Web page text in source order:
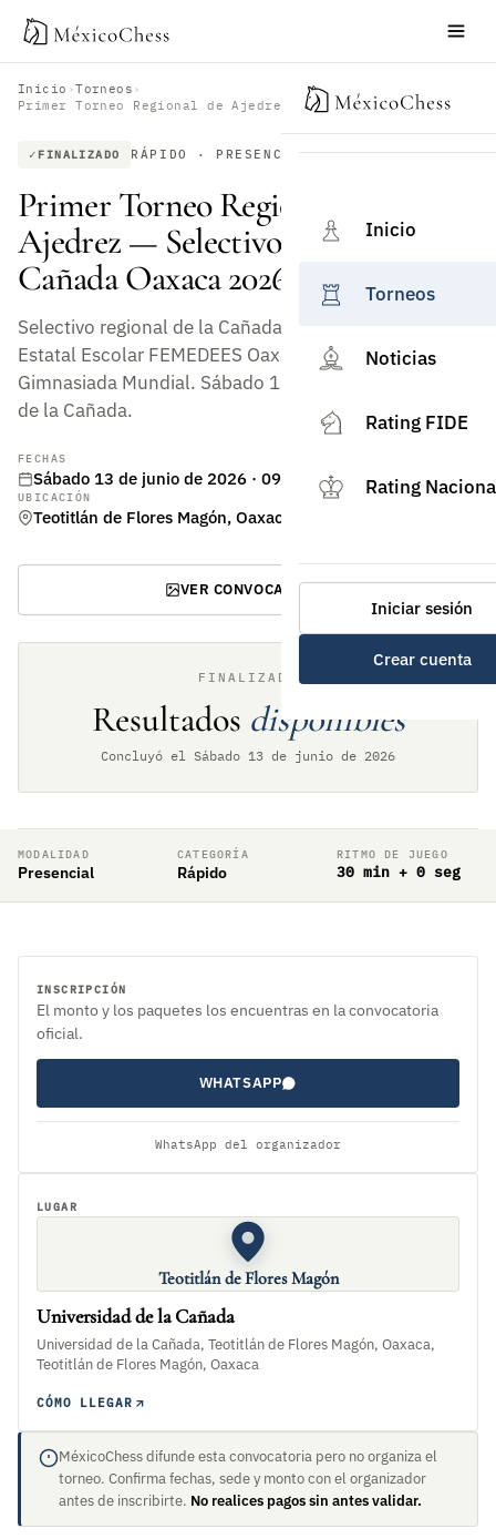
Inicio
Torneos
Noticias
Rating FIDE
Rating
Iniciar sesión
Crear cuenta
Inicio ›Torneos ›
Primer Torneo Regional de Ajedrez — Selectivo FEMEDEES Cañada Oaxaca 2026
FINALIZADO RÁPIDO · PRESENCIAL
Primer Torneo Regional de
Ajedrez — Selectivo FEMEDEES
Cañada Oaxaca 2026
Selectivo regional de la Cañada para el Campeonato
Estatal Escolar FEMEDEES Oaxaca 2026, rumbo a la
Gimnasiada Mundial. Sábado 13 de junio, Universidad
de la Cañada.
FECHAS
Sábado 13 de junio de 2026 · 09:00 h
UBICACIÓN
Teotitlán de Flores Magón, Oaxaca
VER CONVOCATORIA
FINALIZADO
Resultados disponibles
Concluyó el Sábado 13 de junio de 2026
MODALIDAD
Presencial
CATEGORÍA
Rápido
RITMO DE JUEGO
30 min + 0 seg
MéxicoChess difunde esta convocatoria pero no organiza el
torneo. Confirma fechas, sede y monto con el organizador
antes de inscribirte. No realices pagos sin antes validar.
INSCRIPCIÓN
El monto y los paquetes los encuentras en la convocatoria
oficial.
WHATSAPP
WhatsApp del organizador
LUGAR
Teotitlán de Flores Magón
Universidad de la Cañada
Universidad de la Cañada, Teotitlán de Flores Magón, Oaxaca,
Teotitlán de Flores Magón, Oaxaca
CÓMO LLEGAR